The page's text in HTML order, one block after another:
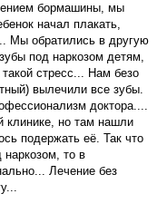
бормашины, мы
начал плакать,
Мы обратились в другую
под наркозом детям,
стресс... Нам безо
вылечили все зубы.
доктора....
клинике, но там нашли
подержать её. Так что
наркозом, то в
Лечение без